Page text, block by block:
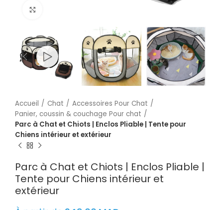
Accueil Chat
Accessoires Pour Chat
Panier, coussin & couchage Pour chat
Parc à Chat et Chiots | Enclos Pliable | Tente pour
Chiens intérieur et extérieur
Parc à Chat et Chiots | Enclos Pliable |
Tente pour Chiens intérieur et
extérieur